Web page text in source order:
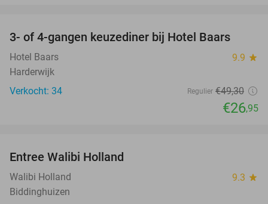
3- of 4-gangen keuzediner bij Hotel Baars
Hotel Baars 9.9 star
Harderwijk
Verkocht: 34
Regulier €49,30
€26,95
Entree Walibi Holland
Walibi Holland 9.3 star
Biddinghuizen